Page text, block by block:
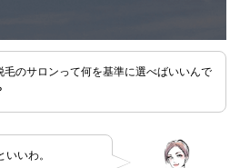
毛のサロンって何を基準に選べばいいんで
いわ。